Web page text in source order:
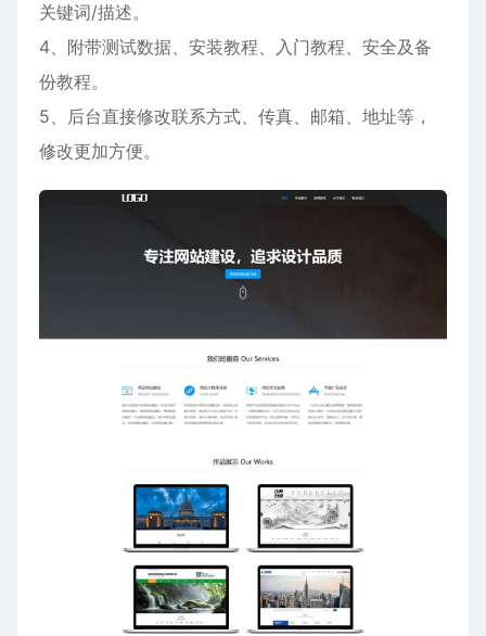
关键词/描述。
4、附带测试数据、安装教程、入门教程、安全及备
份教程。
5、后台直接修改联系方式、传真、邮箱、地址等，
修改更加方便。